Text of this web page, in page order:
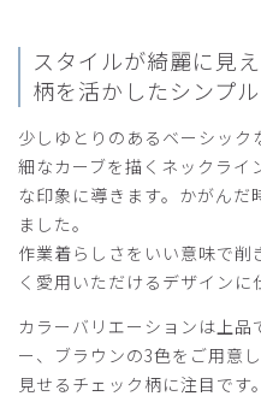
ご購入者様
購入確認済み
年齢: 20代 身長:
サイズ感小さめ
ストレッチ感 よく伸びる
厚さ
とても薄い
デザインは可愛い。
丈も長いので足長効果もあ
生地は伸びないので動きづ
夏は不向き、冬に活躍しそ
商品：L45レディース:グ
ス/ネイビー/L
スタイルが綺麗に見
柄を活かしたシンプ
少しゆとりのあるベーシッ
細なカーブを描くネックライ
な印象に導きます。かがんだ
ました。
作業着らしさをいい意味で
く愛用いただけるデザインに
カラーバリエーションは上品
ー、ブラウンの3色をご用意
見せるチェック柄に注目です。